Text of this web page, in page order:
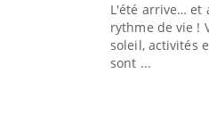
L'été arrive… et
rythme de vie !
soleil, activités
sont ...